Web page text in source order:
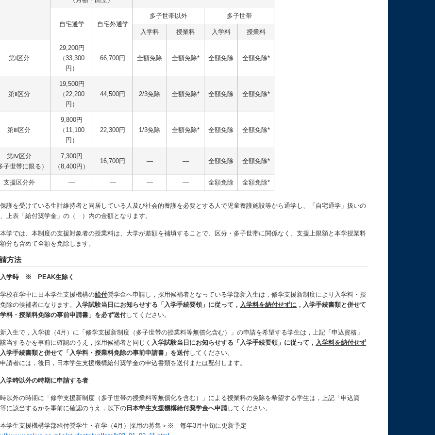
自宅通学 自宅外通学
多子世帯以外 多子世帯
入学料 授業料 入学料 授業料
第Ⅰ区分
29,200円
（33,300
円）
66,700円 全額免除 全額免除* 全額免除 全額免除*
第Ⅱ区分
19,500円
（22,200
円）
44,500円 2/3免除 全額免除* 全額免除 全額免除*
第Ⅲ区分
9,800円
（11,100
円）
22,300円 1/3免除 全額免除* 全額免除 全額免除*
第Ⅳ区分
子世帯に限る）
7,300円
（8,400円）
16,700円 ― ― 全額免除 全額免除*
支援区分外 ― ― ― ― 全額免除 全額免除*
護を受けている生計維持者と同居している人及び社会的養護を必要とする人で児童養護施設等から通学し、「自宅通学」扱いの
上表「給付奨学金」の（ ）内の金額となります。
学では、本制度の支援対象者の授業料は、大学が差額を補填することで、区分・多子世帯に関係なく、支援上限額と本学授業料
分も含めて全額を免除します。
方法
入学時 ※ PEAK生除く
校在学中に日本学生支援機構の給付奨学金へ申請し，採用候補者となっている学部新入生は，修学支援新制度により入学料・授
除の候補者になります。 入学試験当日にお知らせする「入学手続要領」に従って， 入学料を納付せずに ， 入学手続書類と併せて
学料・授業料免除の事前申請書」を必ず送付してください。
入生で，入学後（4月）に「修学支援新制度（多子世帯の授業料等無償化含む）」の申請を希望する学生は，上記「申込資格」
当するかを事前に確認のうえ，採用候補者と同じく 入学試験当日にお知らせする「入学手続要領」に従って， 入学料を納付せず
入学手続書類と併せて「 入学料・授業料免除の事前申請書」を送付してください。
請者には，後日，日本学生支援機構給付奨学金の申込書類を送付または配付します。
学時以外の時期に申請する者
以外の時期に「修学支援新制度（多子世帯の授業料等無償化を含む）」による授業料の免除を希望する学生は，上記「申込資
に該当するかを事前に確認のうえ，以下の 日本学生支援機構給付奨学金へ申請してください。
本学生支援機構学部給付奨学生・在学（4月）採用の募集＞※ 毎年3月中旬に更新予定